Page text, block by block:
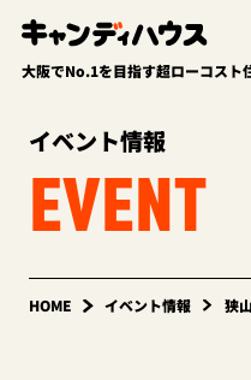
大阪でNo.1を目指す超ローコスト
イベント情報
EVENT
HOME イベント情報 狭